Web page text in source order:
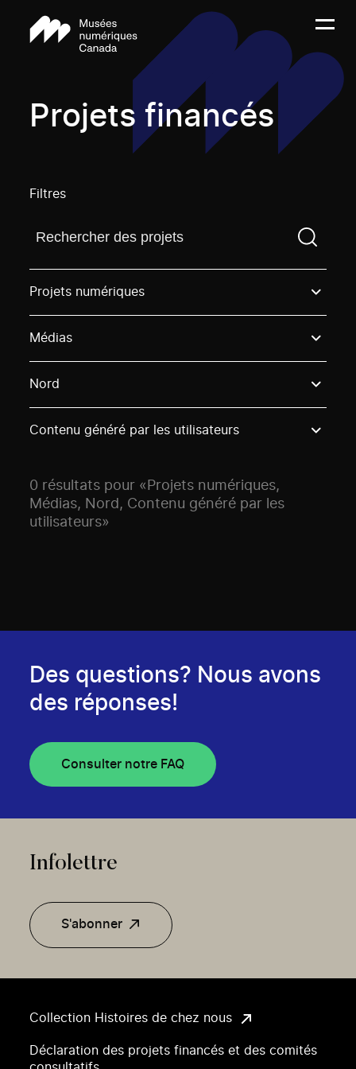
Projets financés
Filtres
Trouvez un projetVous devez saisir un terme de
Projets numériques
Médias
Nord
Contenu généré par les utilisateurs
0 résultats pour «Projets numériques,
Médias, Nord, Contenu généré par les
utilisateurs»
Collection Histoires de chez nous
Déclaration des projets financés et des comités
Des questions? Nous avons
des réponses!
Consulter notre FAQ
Infolettre
S'abonner